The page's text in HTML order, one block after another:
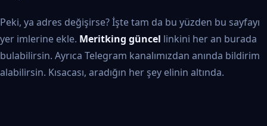
Peki, ya adres değişirse? İşte tam da bu yüzden bu sayfayı
yer imlerine ekle. Meritking güncel linkini her an burada
bulabilirsin. Ayrıca Telegram kanalımızdan anında bildirim
alabilirsin. Kısacası, aradığın her şey elinin altında.